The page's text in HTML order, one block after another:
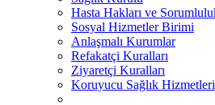
Hasta Hakları ve
Sosyal Hizmetler Birimi
Anlaşmalı Kurumlar
Refakatçi Kuralları
Ziyaretçi Kuralları
Koruyucu Sağlık